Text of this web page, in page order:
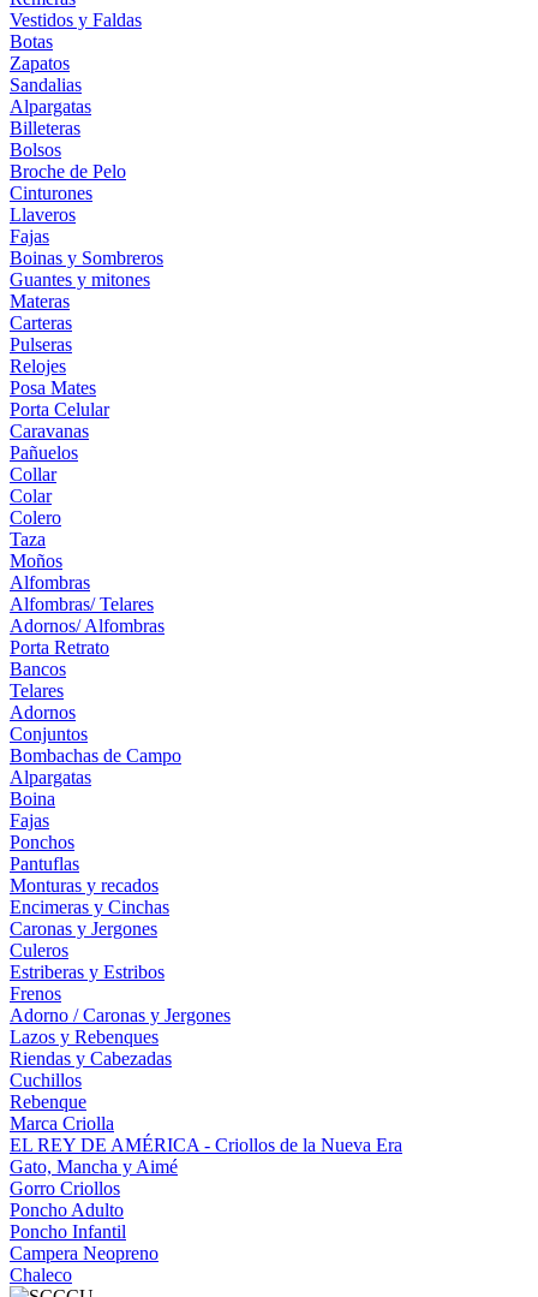
Vestidos y Faldas
Botas
Zapatos
Sandalias
Alpargatas
Billeteras
Bolsos
Broche de Pelo
Cinturones
Llaveros
Fajas
Boinas y Sombreros
Guantes y mitones
Materas
Carteras
Pulseras
Relojes
Posa Mates
Porta Celular
Caravanas
Pañuelos
Collar
Colar
Colero
Taza
Moños
Alfombras
Alfombras/ Telares
Adornos/ Alfombras
Porta Retrato
Bancos
Telares
Adornos
Conjuntos
Bombachas de Campo
Alpargatas
Boina
Fajas
Ponchos
Pantuflas
Monturas y recados
Encimeras y Cinchas
Caronas y Jergones
Culeros
Estriberas y Estribos
Frenos
Adorno / Caronas y Jergones
Lazos y Rebenques
Riendas y Cabezadas
Cuchillos
Rebenque
Marca Criolla
EL REY DE AMÉRICA - Criollos de la Nueva Era
Gato, Mancha y Aimé
Gorro Criollos
Poncho Adulto
Poncho Infantil
Campera Neopreno
Chaleco